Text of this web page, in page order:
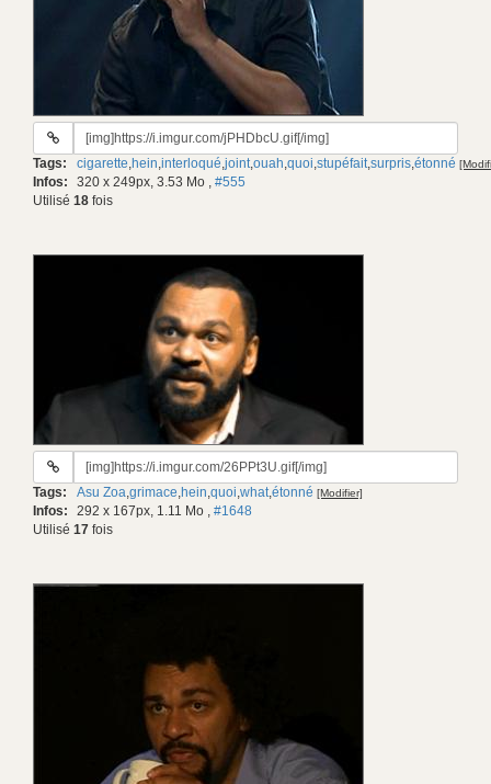
URL
gif:
Tags: cigarette,hein,interloqué,joint,ouah,quoi,stupéfait,surpris,étonné
Infos: 320 x 249px, 3.53 Mo , #555
Utilisé 18 fois
URL
gif:
Tags: Asu Zoa,grimace,hein,quoi,what,étonné [Modifier]
Infos: 292 x 167px, 1.11 Mo , #1648
Utilisé 17 fois